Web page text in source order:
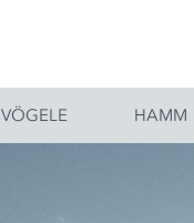
VÖGELE HAMM